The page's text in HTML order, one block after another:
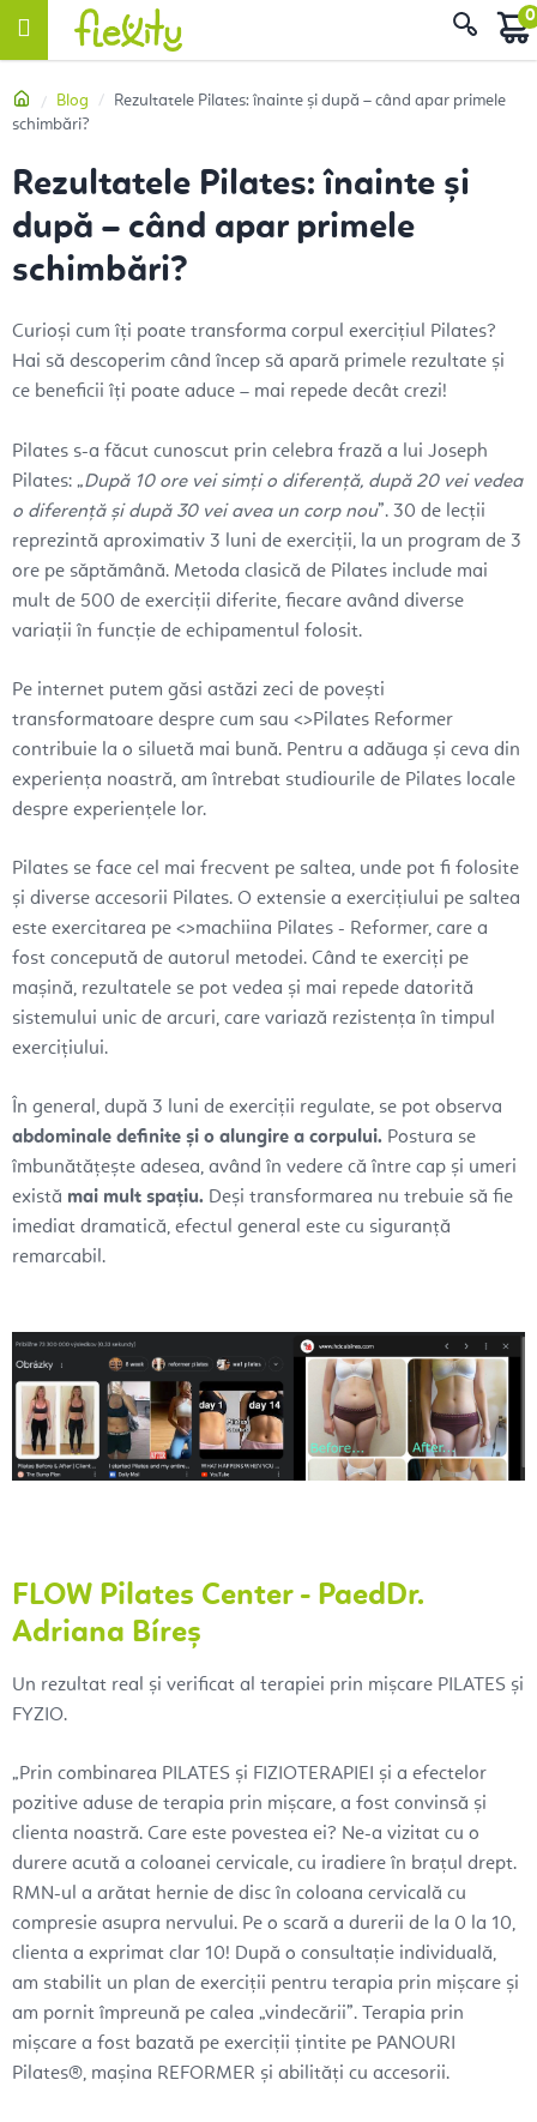
AcasăBlog
Rezultatele Pilates: înainte și după – când apar primele
schimbări?
Rezultatele Pilates: înainte și
după – când apar primele
schimbări?
Curioși cum îți poate transforma corpul exercițiul Pilates?
Hai să descoperim când încep să apară primele rezultate și
ce beneficii îți poate aduce – mai repede decât crezi!
Pilates s-a făcut cunoscut prin celebra frază a lui Joseph
Pilates: „După 10 ore vei simți o diferență, după 20 vei vedea
o diferență și după 30 vei avea un corp nou”. 30 de lecții
reprezintă aproximativ 3 luni de exerciții, la un program de 3
ore pe săptămână. Metoda clasică de Pilates include mai
mult de 500 de exerciții diferite, fiecare având diverse
variații în funcție de echipamentul folosit.
Pe internet putem găsi astăzi zeci de povești
transformatoare despre cum sau <>Pilates Reformer
contribuie la o siluetă mai bună. Pentru a adăuga și ceva din
experiența noastră, am întrebat studiourile de Pilates locale
despre experiențele lor.
Pilates se face cel mai frecvent pe saltea, unde pot fi folosite
și diverse accesorii Pilates. O extensie a exercițiului pe saltea
este exercitarea pe <>machiina Pilates - Reformer, care a
fost concepută de autorul metodei. Când te exerciți pe
mașină, rezultatele se pot vedea și mai repede datorită
sistemului unic de arcuri, care variază rezistența în timpul
exercițiului.
În general, după 3 luni de exerciții regulate, se pot observa
abdominale definite și o alungire a corpului. Postura se
îmbunătățește adesea, având în vedere că între cap și umeri
există mai mult spațiu. Deși transformarea nu trebuie să fie
imediat dramatică, efectul general este cu siguranță
remarcabil.
FLOW Pilates Center- PaedDr.
Adriana Bíreș
Un rezultat real și verificat al terapiei prin mișcare PILATES și
FYZIO.
„Prin combinarea PILATES și FIZIOTERAPIEI și a efectelor
pozitive aduse de terapia prin mișcare, a fost convinsă și
clienta noastră. Care este povestea ei? Ne-a vizitat cu o
durere acută a coloanei cervicale, cu iradiere în brațul drept.
RMN-ul a arătat hernie de disc în coloana cervicală cu
compresie asupra nervului. Pe o scară a durerii de la 0 la 10,
clienta a exprimat clar 10! După o consultație individuală,
am stabilit un plan de exerciții pentru terapia prin mișcare și
am pornit împreună pe calea „vindecării”. Terapia prin
mișcare a fost bazată pe exerciții țintite pe PANOURI
Pilates®, mașina REFORMER și abilități cu accesorii.